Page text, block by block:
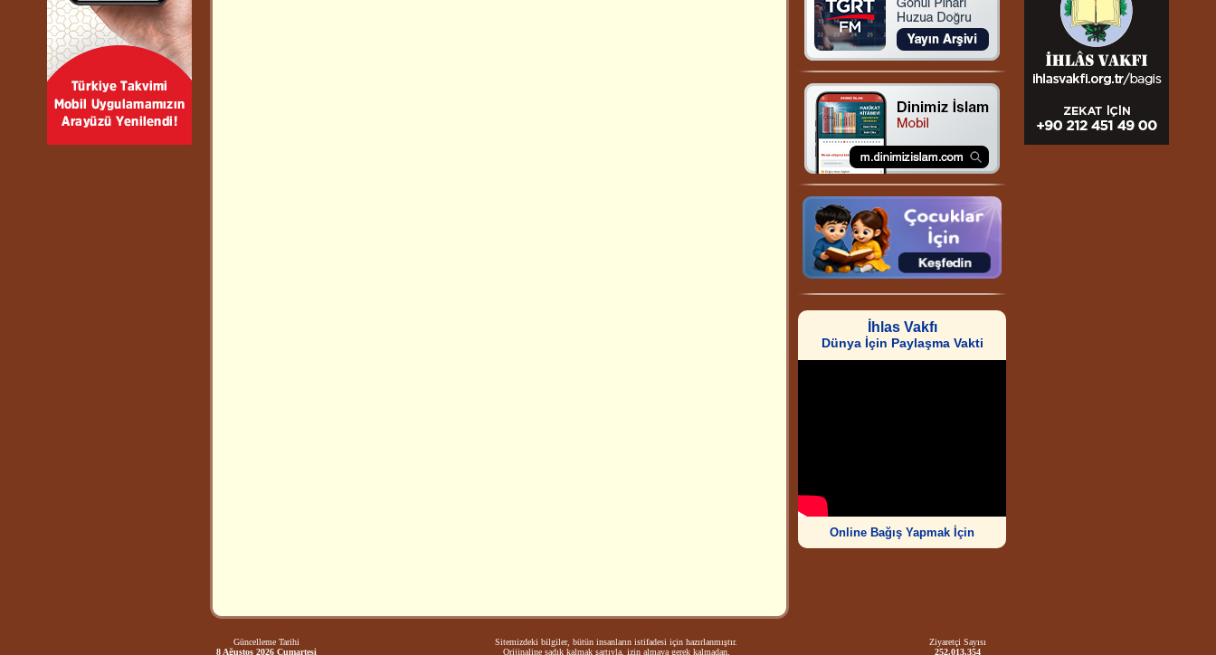
İhlas Vakfı
Dünya İçin Paylaşma Vakti
Online Bağış Yapmak İçin
Güncelleme Tarihi
8 Ağustos 2026 Cumartesi
Sitemizdeki bilgiler, bütün insanların istifadesi için hazırlanmıştır.
Orijinaline sadık kalmak şartıyla, izin almaya gerek kalmadan,
Ziyaretçi Sayısı
252.013.354